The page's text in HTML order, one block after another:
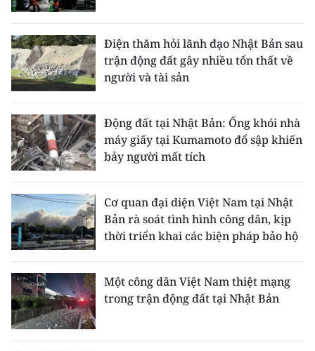
Điện thăm hỏi lãnh đạo Nhật Bản sau
trận động đất gây nhiều tổn thất về
người và tài sản
Động đất tại Nhật Bản: Ống khói nhà
máy giấy tại Kumamoto đổ sập khiến
bảy người mất tích
Cơ quan đại diện Việt Nam tại Nhật
Bản rà soát tình hình công dân, kịp
thời triển khai các biện pháp bảo hộ
Một công dân Việt Nam thiệt mạng
trong trận động đất tại Nhật Bản